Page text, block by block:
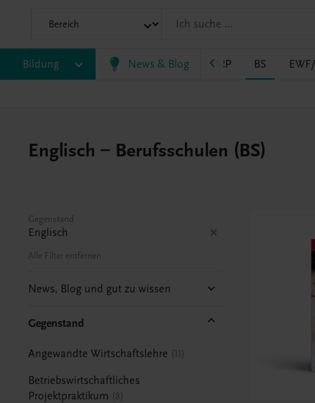
Bildung News & Blog
VS AHS BAFEP/BASOP BRP BS
Englisch – Berufsschulen (BS)
Gegenstand
Englisch
Alle Filter entfernen
News, Blog und gut zu wissen
Gegenstand
Angewandte Wirtschaftslehre 11
Betriebswirtschaftliches
Projektpraktikum
8